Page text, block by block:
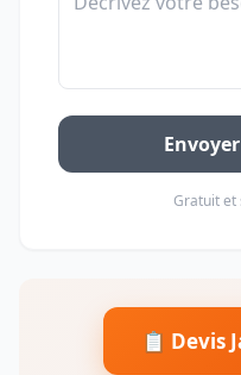
Gratuit et
📋 Devis